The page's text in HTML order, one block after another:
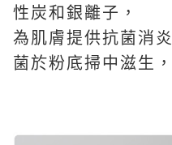
性炭和銀離子，
為肌膚提供抗菌消
菌於粉底掃中滋生